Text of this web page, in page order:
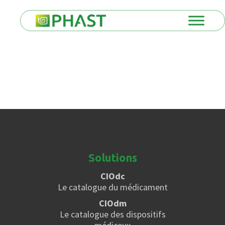
Solutions
CIOdc
Le catalogue du médicament
CIOdm
Le catalogue des dispositifs